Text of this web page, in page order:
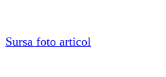
Sursa foto articol